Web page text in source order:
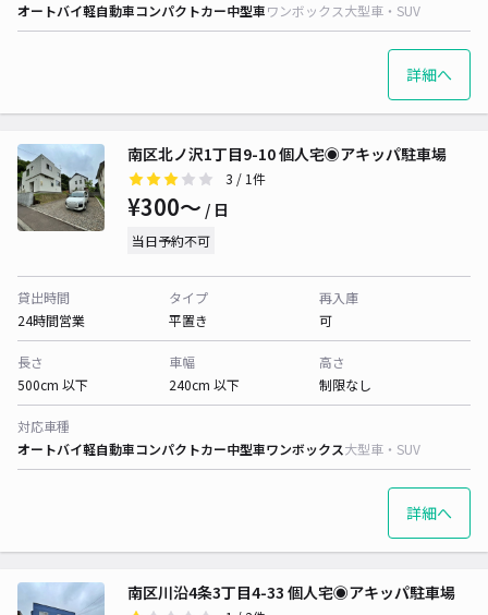
オートバイ軽自動車コンパクトカー中型車ワンボックス大型車・SUV
詳細へ
南区北ノ沢1丁目9-10 個人宅◉アキッパ駐車場
3 / 1件
¥300〜 / 日
当日予約不可
貸出時間
24時間営業
タイプ
平置き
再入庫
可
長さ
500cm 以下
車幅
240cm 以下
高さ
制限なし
対応車種
オートバイ軽自動車コンパクトカー中型車ワンボックス大型車・SUV
詳細へ
南区川沿4条3丁目4-33 個人宅◉アキッパ駐車場